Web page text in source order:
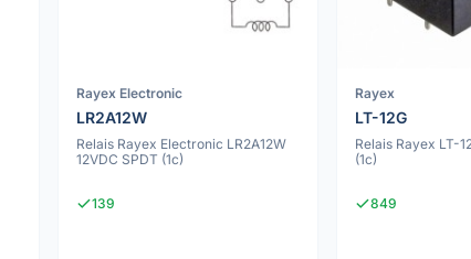
Rayex Electronic
LR2A12W
Relais Rayex Electronic LR2A12W
12VDC SPDT (1c)
139
Rayex
LT-12G
Relais Rayex LT-
(1c)
849